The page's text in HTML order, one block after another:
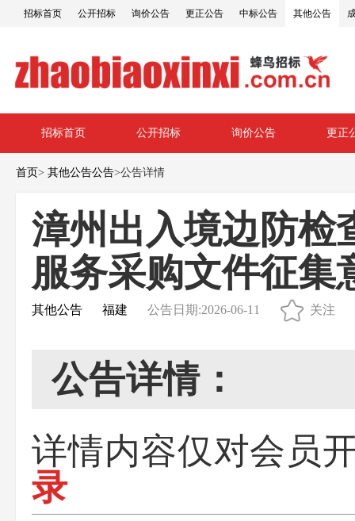
招标首页 公开招标 询价公告 更正公告 中标公告 其他公告
招标首页 公开招标 询价公告 更正
首页> 其他公告公告>公告详情
漳州出入境边防检
服务采购文件征集
其他公告 福建 公告日期:2026-06-11 关注
公告详情：
详情内容仅对会员
录